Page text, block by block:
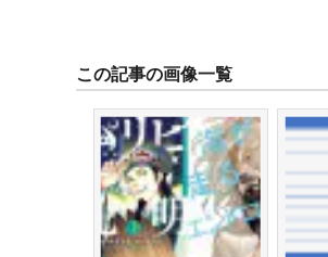
この記事の画像一覧